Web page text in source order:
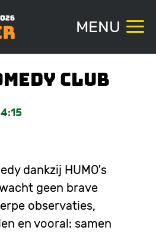
MENU
Club
dankzij HUMO's
geen brave
observaties,
en vooral: samen